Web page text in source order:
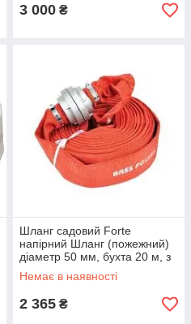
3 000 ₴
Шланг садовий Forte
напірний Шланг (пожежний)
діаметр 50 мм, бухта 20 м, з
гайками (29851)
Немає в наявності
2 365 ₴